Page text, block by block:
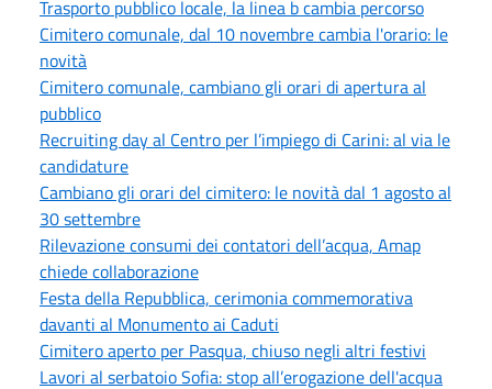
Trasporto pubblico locale, la linea b cambia percorso
Cimitero comunale, dal 10 novembre cambia l'orario: le
novità
Cimitero comunale, cambiano gli orari di apertura al
pubblico
Recruiting day al Centro per l’impiego di Carini: al via le
candidature
Cambiano gli orari del cimitero: le novità dal 1 agosto al
30 settembre
Rilevazione consumi dei contatori dell’acqua, Amap
chiede collaborazione
Festa della Repubblica, cerimonia commemorativa
davanti al Monumento ai Caduti
Cimitero aperto per Pasqua, chiuso negli altri festivi
Lavori al serbatoio Sofia: stop all’erogazione dell'acqua